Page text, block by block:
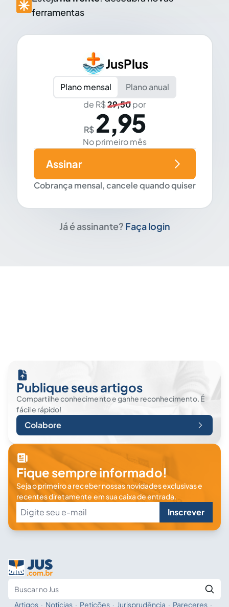
ferramentas
JusPlus
Plano mensal
Plano anual
de R$29,50por
R$ 2,95
No primeiro mês
Cobrança mensal, cancele quando quiser
Assinar
Já é assinante? Faça login
Publique seus artigos
Compartilhe conhecimento e ganhe reconhecimento. É
fácil e rápido!
Colabore
Fique sempre informado!
Seja o primeiro a receber nossas novidades exclusivas e
recentes diretamente em sua caixa de entrada.
Inscrever
Artigos · Notícias · Petições · Jurisprudência · Pareceres ·